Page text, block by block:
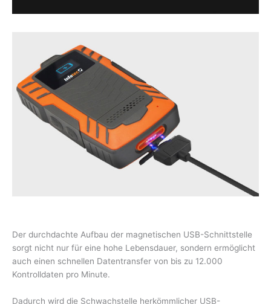
Der durchdachte Aufbau der magnetischen USB-Schnittstelle
sorgt nicht nur für eine hohe Lebensdauer, sondern ermöglicht
auch einen schnellen Datentransfer von bis zu 12.000
Kontrolldaten pro Minute.
Dadurch wird die Schwachstelle herkömmlicher USB-